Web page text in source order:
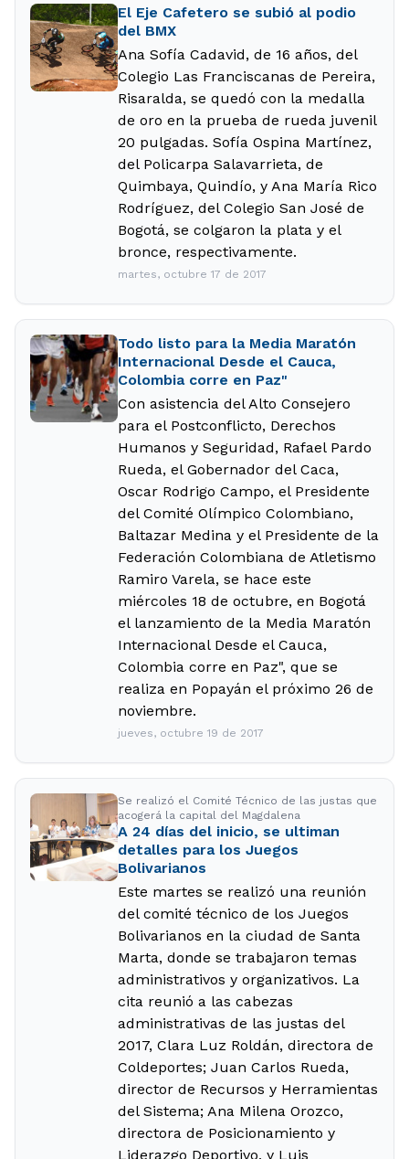
El Eje Cafetero se subió al podio
del BMX
Ana Sofía Cadavid, de 16 años, del
Colegio Las Franciscanas de Pereira,
Risaralda, se quedó con la medalla
de oro en la prueba de rueda juvenil
20 pulgadas. Sofía Ospina Martínez,
del Policarpa Salavarrieta, de
Quimbaya, Quindío, y Ana María Rico
Rodríguez, del Colegio San José de
Bogotá, se colgaron la plata y el
bronce, respectivamente.
martes, octubre 17 de 2017
Todo listo para la Media Maratón
Internacional Desde el Cauca,
Colombia corre en Paz"
Con asistencia del Alto Consejero
para el Postconflicto, Derechos
Humanos y Seguridad, Rafael Pardo
Rueda, el Gobernador del Caca,
Oscar Rodrigo Campo, el Presidente
del Comité Olímpico Colombiano,
Baltazar Medina y el Presidente de la
Federación Colombiana de Atletismo
Ramiro Varela, se hace este
miércoles 18 de octubre, en Bogotá
el lanzamiento de la Media Maratón
Internacional Desde el Cauca,
Colombia corre en Paz", que se
realiza en Popayán el próximo 26 de
noviembre.
jueves, octubre 19 de 2017
Se realizó el Comité Técnico de las justas que
acogerá la capital del Magdalena
A 24 días del inicio, se ultiman
detalles para los Juegos
Bolivarianos
Este martes se realizó una reunión
del comité técnico de los Juegos
Bolivarianos en la ciudad de Santa
Marta, donde se trabajaron temas
administrativos y organizativos. La
cita reunió a las cabezas
administrativas de las justas del
2017, Clara Luz Roldán, directora de
Coldeportes; Juan Carlos Rueda,
director de Recursos y Herramientas
del Sistema; Ana Milena Orozco,
directora de Posicionamiento y
Liderazgo Deportivo, y Luis